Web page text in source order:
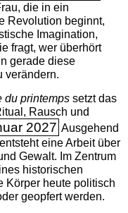
die in ein
Revolution beginnt,
Imagination,
fragt, wer überhört
gerade diese
verändern.
du printempssetzt das
Rausch und
2027 Ausgehend
eine Arbeit über
Gewalt. Im Zentrum
historischen
Körper heute politisch
geopfert werden.